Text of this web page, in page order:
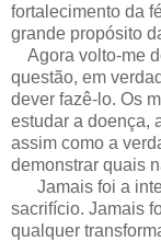
fortalecimento da
grande propósito
Agora volto-me
questão, em
dever fazê-lo. Os
estudar a doença,
assim como a
demonstrar quais
Jamais foi a
sacrifício. Jamais
qualquer